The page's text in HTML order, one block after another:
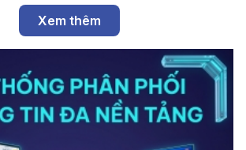
Xem thêm